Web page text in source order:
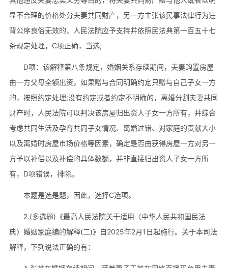
显不合理的价格处分夫妻共同财产，另一方主张该民事法律行为违
背公序良俗无效的，人民法院应予支持并依照民法典第一百五十七
条规定处理，C项正确，当选;
D项：该解释第八条规定，婚姻关系存续期间，夫妻购置房屋
由一方父母全额出资，如果赠与合同明确约定只赠与自己子女一方
的，按照约定处理;没有约定或者约定不明确的，离婚分割夫妻共同
财产时，人民法院可以判决该房屋归出资人子女一方所有，并综合
考虑共同生活及孕育共同子女情况、离婚过错、对家庭的贡献大小
以及离婚时房屋市场价格等因素，确定是否由获得房屋一方对另一
方予以补偿以及补偿的具体数额，并非直接归出资人子女一方所
有，D项错误，排除。
本题是选是题，因此，选择C选项。
2.(多选题)《最高人民法院关于适用〈中华人民共和国民法
典〉婚姻家庭编的解释(二)》自2025年2月1日起施行。关于本司法
解释，下列说法正确的有：